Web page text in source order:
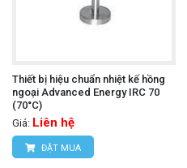
Thiết bị hiệu chuẩn nhiệt kế hồng
ngoại Advanced Energy IRC 70
(70°C)
Giá: Liên hệ
ĐẶT MUA